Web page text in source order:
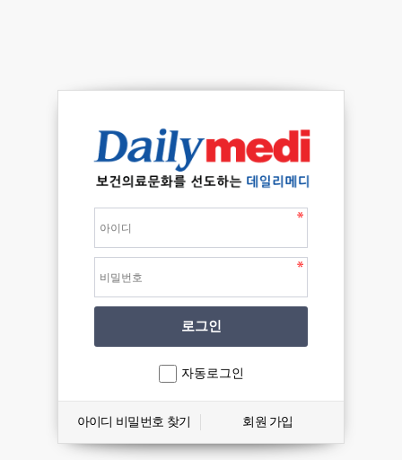
자동로그인
아이디 비밀번호 찾기 회원 가입